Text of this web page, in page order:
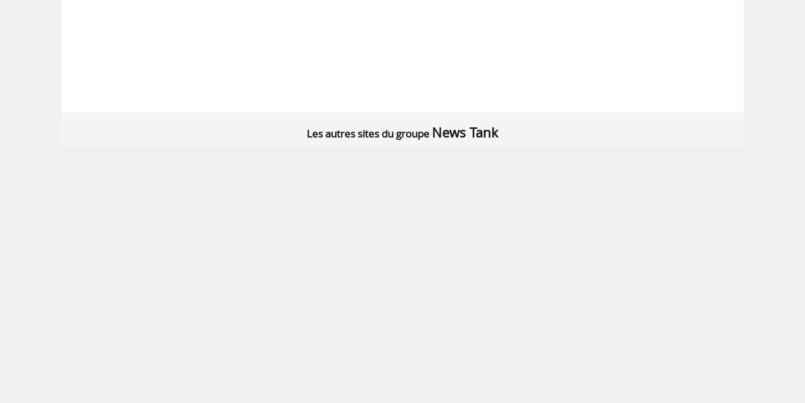
Les autres sites du groupe News Tank